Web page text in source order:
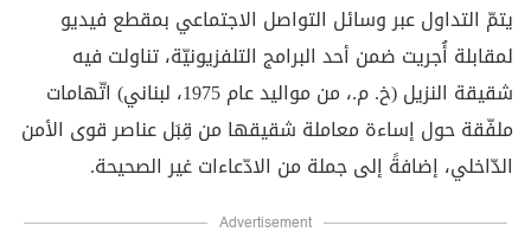
يتمّ التداول عبر وسائل التواصل الاجتماعي بمقطع فيديو
لمقابلة أُجريت ضمن أحد البرامج التلفزيونيّة، تناولت فيه
شقيقة النزيل (خ. م.، من مواليد عام 1975، لبناني) اتّهامات
ملفّقة حول إساءة معاملة شقيقها من قِبَل عناصر قوى الأمن
الدّاخلي، إضافةً إلى جملة من الادّعاءات غير الصحيحة.
Advertisement